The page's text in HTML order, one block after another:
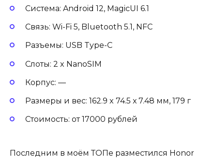
Система: Android 12, MagicUI 6.1
Связь: Wi-Fi 5, Bluetooth 5.1, NFC
Разъемы: USB Type-C
Слоты: 2 x NanoSIM
Корпус: —
Размеры и вес: 162.9 x 74.5 х 7.48 мм, 179 г
Стоимость: от 17000 рублей
Последним в моём ТОПе разместился Honor